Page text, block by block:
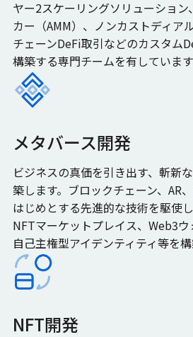
ヤー2スケーリングソリューショ
カー（AMM）、ノンカストディア
チェーンDeFi取引などのカスタム
構築する専門チームを有しています
メタバース開発
ビジネスの真価を引き出す、斬新
築します。ブロックチェーン、AR
はじめとする先進的な技術を駆使
NFTマーケットプレイス、Web3ウ
自己主権型アイデンティティ等を構
NFT開発